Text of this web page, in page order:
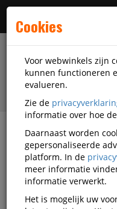
DiscountOffice
Cookies
Voor webwinkels zijn
kunnen functioneren
evalueren.
Zie de
informatie over hoe
Daarnaast worden
gepersonaliseerde
platform. In de
meer informatie
informatie verwerkt.
Het is mogelijk uw